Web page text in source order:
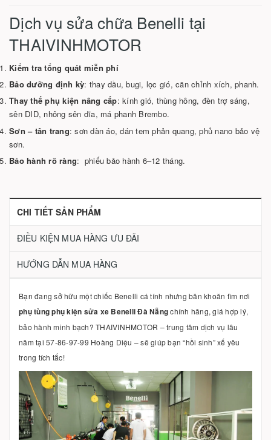
Dịch vụ sửa chữa Benelli tại
THAIVINHMOTOR
Kiểm tra tổng quát miễn phí
Bảo dưỡng định kỳ: thay dầu, bugi, lọc gió, căn chỉnh xích, phanh.
Thay thế phụ kiện nâng cấp: kính gió, thùng hông, đèn trợ sáng,
sên DID, nhông sên dĩa, má phanh Brembo.
Sơn – tân trang: sơn dàn áo, dán tem phản quang, phủ nano bảo vệ
sơn.
Bảo hành rõ ràng: phiếu bảo hành 6–12 tháng.
CHI TIẾT SẢN PHẨM
ĐIỀU KIỆN MUA HÀNG ƯU ĐÃI
HƯỚNG DẪN MUA HÀNG
Bạn đang sở hữu một chiếc Benelli cá tính nhưng băn khoăn tìm nơi
phụ tùng phụ kiện sửa xe Benelli Đà Nẵngchính hãng, giá hợp lý,
bảo hành minh bạch? THAIVINHMOTOR – trung tâm dịch vụ lâu
năm tại 57-86-97-99 Hoàng Diệu – sẽ giúp bạn “hồi sinh” xế yêu
trong tích tắc!